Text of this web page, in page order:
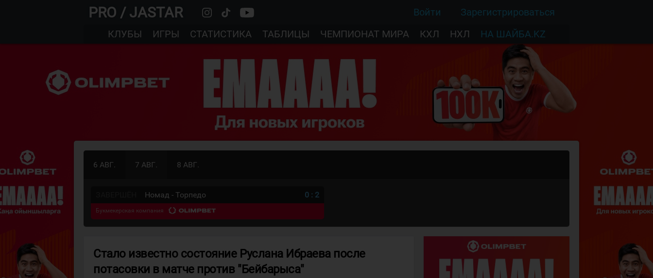
PRO / JASTAR Войти
Зарегистрироваться
КЛУБЫ
ИГРЫ СТАТИСТИКА ТАБЛИЦЫ ЧЕМПИОНАТ МИРА КХЛ НХЛ НА ШАЙБА.KZ
6 АВГ. 7 АВГ. 8 АВГ.
Номад - Торпедо 0 : 2
Букмекерская компания
Стало известно состояние Руслана Ибраева после
потасовки в матче против "Бейбарыса"